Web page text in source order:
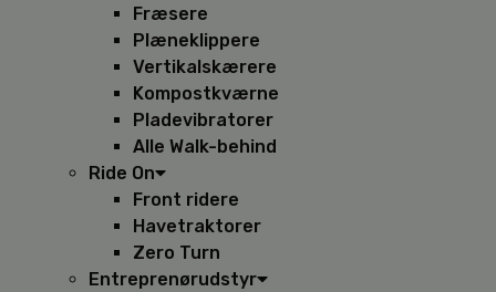
Fræsere
Plæneklippere
Vertikalskærere
Kompostkværne
Pladevibratorer
Alle Walk-behind
Ride On
Front ridere
Havetraktorer
Zero Turn
Entreprenørudstyr